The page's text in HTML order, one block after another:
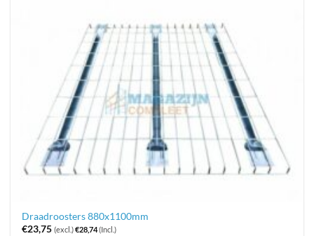
Draadroosters 880x1100mm
€23,75 (excl.)€28,74(Incl.)